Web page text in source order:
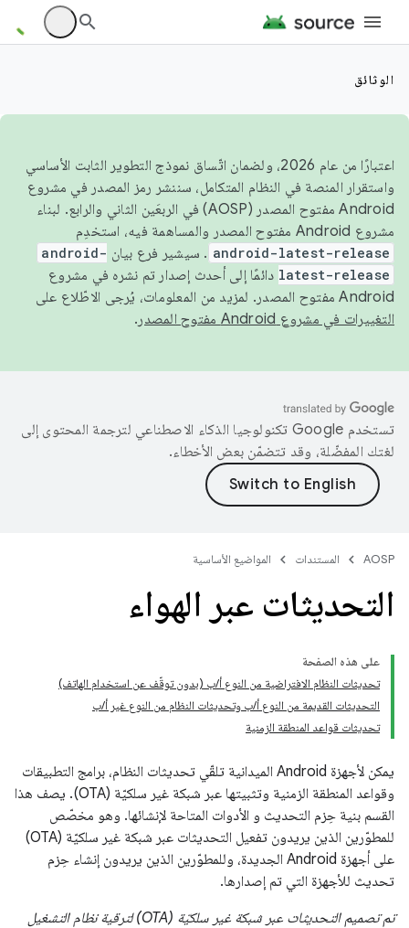
الوثائق
اعتبارًا من عام 2026، ولضمان اتّساق نموذج التطوير الثابت الأساسي
واستقرار المنصة في النظام المتكامل، سننشر رمز المصدر في مشروع
Android مفتوح المصدر (AOSP) في الربعَين الثاني والرابع. لبناء
مشروع Android مفتوح المصدر والمساهمة فيه، استخدِم
android-latest-release . سيشير فرع بيان android-
latest-release دائمًا إلى أحدث إصدار تم نشره في مشروع
Android مفتوح المصدر. لمزيد من المعلومات، يُرجى الاطّلاع على
التغييرات في مشروع Android مفتوح المصدر
.
تستخدم Google تكنولوجيا الذكاء الاصطناعي لترجمة المحتوى إلى
لغتك المفضّلة، وقد تتضمّن بعض الأخطاء.
AOSP المستندات المواضيع الأساسية
التحديثات عبر الهواء
على هذه الصفحة
تحديثات النظام الافتراضية من النوع أ/ب (بدون توقّف عن استخدام الهاتف)
التحديثات القديمة من النوع أ/ب وتحديثات النظام من النوع غير أ/ب
تحديثات قواعد المنطقة الزمنية
يمكن لأجهزة Android الميدانية تلقّي تحديثات النظام، برامج التطبيقات
وقواعد المنطقة الزمنية وتثبيتها عبر شبكة غير سلكيّة (OTA). يصف هذا
القسم بنية حِزم التحديث و الأدوات المتاحة لإنشائها. وهو مخصّص
للمطوّرين الذين يريدون تفعيل التحديثات عبر شبكة غير سلكيّة (OTA)
على أجهزة Android الجديدة، وللمطوّرين الذين يريدون إنشاء حِزم
تحديث للأجهزة التي تم إصدارها.
تم تصميم التحديثات عبر شبكة غير سلكيّة (OTA) لترقية نظام التشغيل